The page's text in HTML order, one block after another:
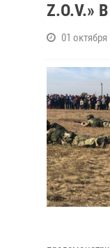
Z.O.V.»
01